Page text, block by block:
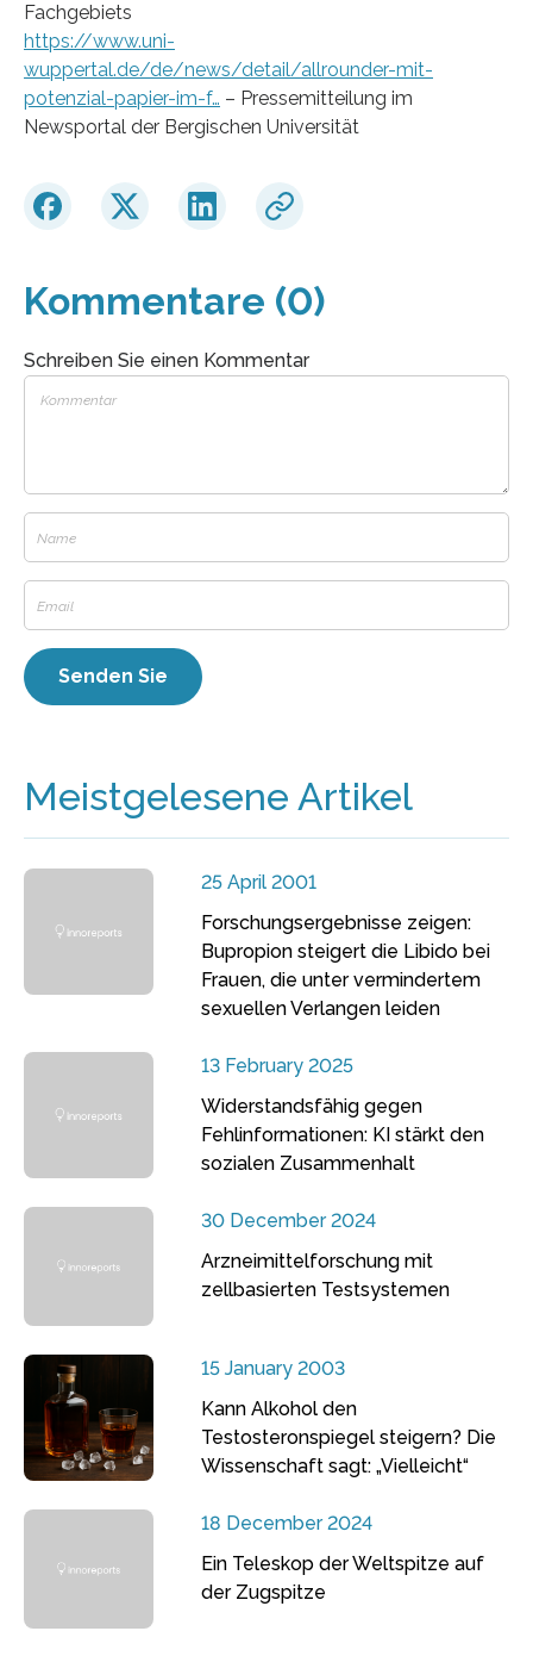
Fachgebiets
https://www.uni-
wuppertal.de/de/news/detail/allrounder-mit-
potenzial-papier-im-f… – Pressemitteilung im
Newsportal der Bergischen Universität
Kommentare (0)
Schreiben Sie einen Kommentar
Meistgelesene Artikel
25 April 2001
Forschungsergebnisse zeigen:
Bupropion steigert die Libido bei
Frauen, die unter vermindertem
sexuellen Verlangen leiden
13 February 2025
Widerstandsfähig gegen
Fehlinformationen: KI stärkt den
sozialen Zusammenhalt
30 December 2024
Arzneimittelforschung mit
zellbasierten Testsystemen
15 January 2003
Kann Alkohol den
Testosteronspiegel steigern? Die
Wissenschaft sagt: „Vielleicht“
18 December 2024
Ein Teleskop der Weltspitze auf
der Zugspitze